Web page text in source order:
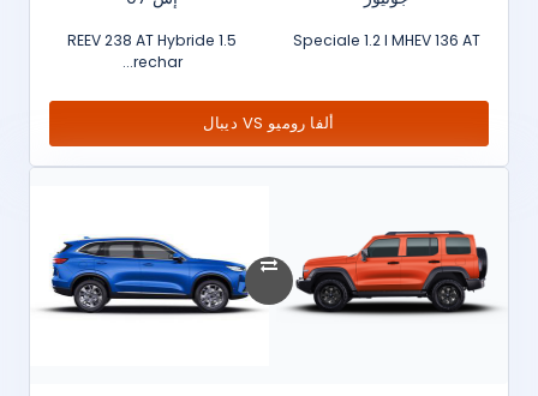
Speciale 1.2 l MHEV 136 AT
1.5 REEV 238 AT Hybride
rechar...
ألفا روميو VS ديبال